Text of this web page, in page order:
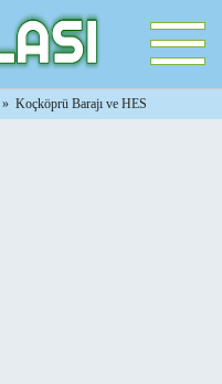
» Koçköprü Barajı ve HES